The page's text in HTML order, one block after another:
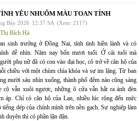
YÊU NHUỐM MÀU TOAN TÍNH
Bảy 2026 12:37 SA (Xem: 2117)
Bích Hà
sinh trưởng ở Đồng Nai, tính tình hiền lành và có
dễ nhìn. Năm nay bốn mươi tuổi. Ở cái tuổi mà
phụ nữ đã có con vào đại học, cô trở về căn hộ của
chiều với một chùm chìa khóa và sự im lặng. Từ ban
mười sáu nhìn xuống, thành phố đêm nào cũng sáng
cộ vẫn xuôi ngược, những ô cửa vẫn hắt ra ánh đèn
áp. Chỉ có căn hộ của Lan, nhiều lúc rộng đến mức
tiếng dép của chính mình trên nền gạch. Sự nghiệp làm
duyên thì có phần lận đận.